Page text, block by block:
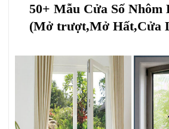
50+ Mẫu Cửa Số
(Mở trượt,Mở Hất,Cửa